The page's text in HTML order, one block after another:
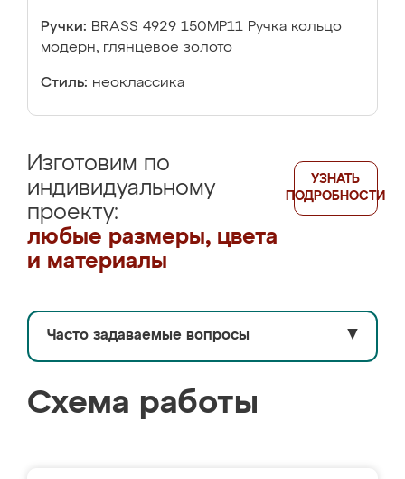
Ручки: BRASS 4929 150MP11 Ручка кольцо
модерн, глянцевое золото
Стиль: неоклассика
Изготовим по
индивидуальному
проекту:
любые размеры, цвета
и материалы
УЗНАТЬ
ПОДРОБНОСТИ
Часто задаваемые вопросы ▼
Схема работы